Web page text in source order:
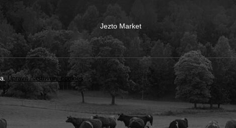
Jezto Market
Upravit nastavení cookies